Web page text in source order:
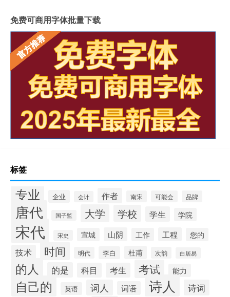
免费可商用字体批量下载
标签
专业 企业 会计 作者 南宋 可能会 品牌
唐代 国子监 大学 学校 学生 学院
宋代 宋史 宣城 山阴 工作 工程 您的
技术 时间 明代 李白 杜甫 次韵 白居易
的人 的是 科目 考生 考试 能力
自己的 英语 词人 词语 诗人 诗词